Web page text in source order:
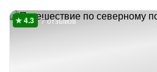
7 отзывов